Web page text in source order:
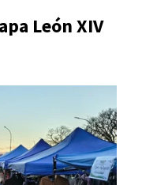
León XIV